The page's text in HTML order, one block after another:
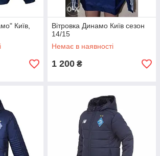
Київ,
Вітровка Динамо Київ сезон
14/15
Немає в наявності
1 200 ₴